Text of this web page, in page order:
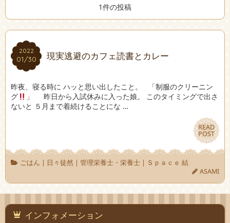
1件の投稿
2022
01/30
2022
01/30 現実逃避のカフェ読書とカレー
昨夜、寝る時に ハッと思い出したこと。 「制服のクリーニン
グ
」 昨日から入試休みに入った娘。 このタイミングで出さ
ないと ５月まで着続けることにな …
READ
POST
READ
POST
ごはん | 日々徒然 | 管理栄養士・栄養士| Ｓｐａｃｅ 結
ASAMI
インフォメーション